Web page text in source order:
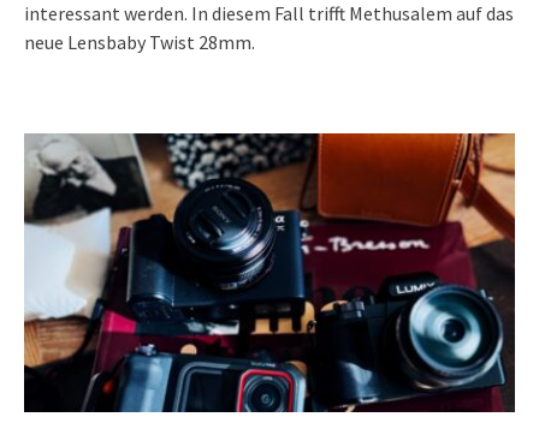
interessant werden. In diesem Fall trifft Methusalem auf das
neue Lensbaby Twist 28mm.